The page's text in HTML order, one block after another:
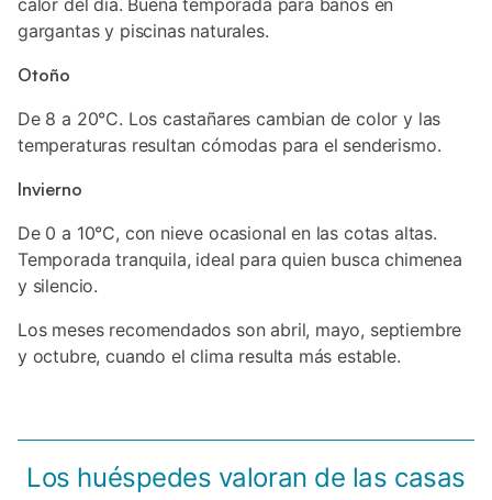
calor del día. Buena temporada para baños en
gargantas y piscinas naturales.
Otoño
De 8 a 20°C. Los castañares cambian de color y las
temperaturas resultan cómodas para el senderismo.
Invierno
De 0 a 10°C, con nieve ocasional en las cotas altas.
Temporada tranquila, ideal para quien busca chimenea
y silencio.
Los meses recomendados son abril, mayo, septiembre
y octubre, cuando el clima resulta más estable.
Los huéspedes valoran de las casas